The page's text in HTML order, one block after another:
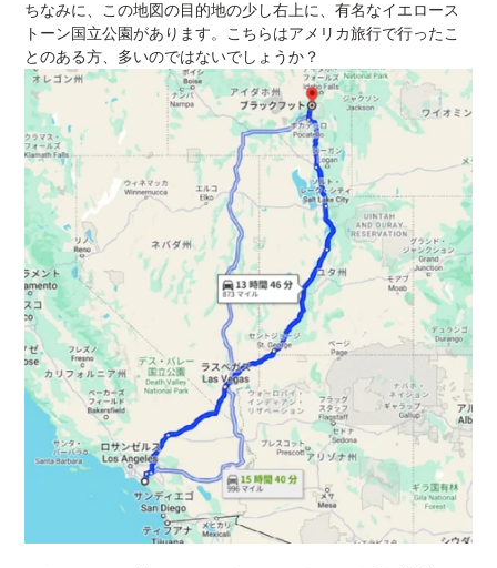
ちなみに、この地図の目的地の少し右上に、有名なイエロース
トーン国立公園があります。こちらはアメリカ旅行で行ったこ
とのある方、多いのではないでしょうか？